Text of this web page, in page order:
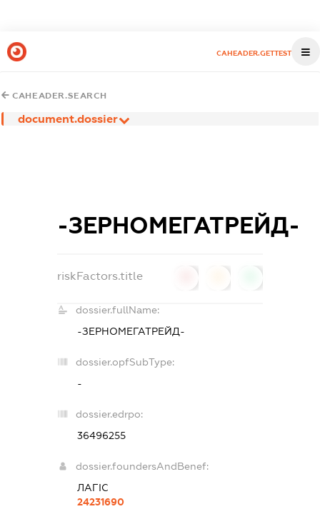
CAHEADER.GETTEST
CAHEADER.SEARCH
document.dossier
-ЗЕРНОМЕГАТРЕЙД-
riskFactors.title
dossier.fullName:
-ЗЕРНОМЕГАТРЕЙД-
dossier.opfSubType:
-
dossier.edrpo:
36496255
dossier.foundersAndBenef:
ЛАГІС
24231690